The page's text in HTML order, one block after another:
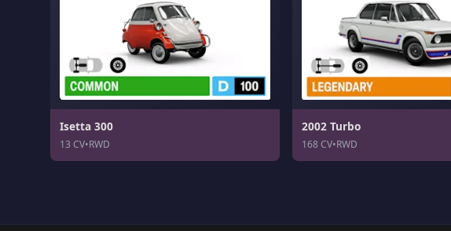
Isetta 300
13 CV•RWD
2002 Turbo
168 CV•RWD